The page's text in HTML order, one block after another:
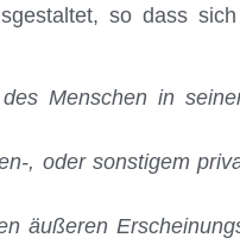
so dass
Menschen in
, oder sonstigem
äußeren